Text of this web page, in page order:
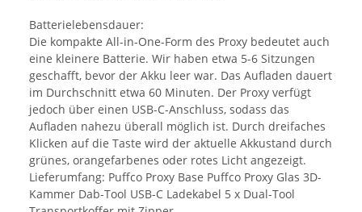
Batterielebensdauer:
Die kompakte All-in-One-Form des Proxy bedeutet auch
eine kleinere Batterie. Wir haben etwa 5-6 Sitzungen
geschafft, bevor der Akku leer war. Das Aufladen dauert
im Durchschnitt etwa 60 Minuten. Der Proxy verfügt
jedoch über einen USB-C-Anschluss, sodass das
Aufladen nahezu überall möglich ist. Durch dreifaches
Klicken auf die Taste wird der aktuelle Akkustand durch
grünes, orangefarbenes oder rotes Licht angezeigt.
Lieferumfang: Puffco Proxy Base Puffco Proxy Glas 3D-
Kammer Dab-Tool USB-C Ladekabel 5 x Dual-Tool